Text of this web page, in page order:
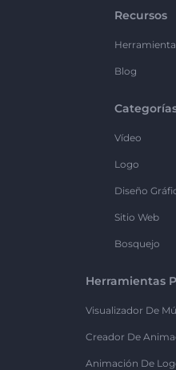
Recursos
Blog
Vídeo
Logo
Diseño
Sitio Web
Bosquejo
Herramientas
Visualizador De
Creador De
Animación De